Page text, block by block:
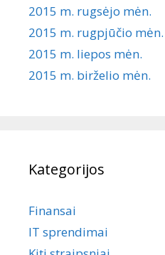
2015 m. rugsėjo mėn.
2015 m. rugpjūčio mėn.
2015 m. liepos mėn.
2015 m. birželio mėn.
Kategorijos
Finansai
IT sprendimai